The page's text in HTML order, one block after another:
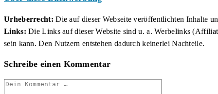
Urheberrecht: Die auf dieser Webseite veröffentlichten Inhalte
Links: Die Links auf dieser Website sind u. a. Werbelinks
sein kann. Den Nutzern entstehen dadurch keinerlei Nachteile.
Schreibe einen Kommentar
Kommentar